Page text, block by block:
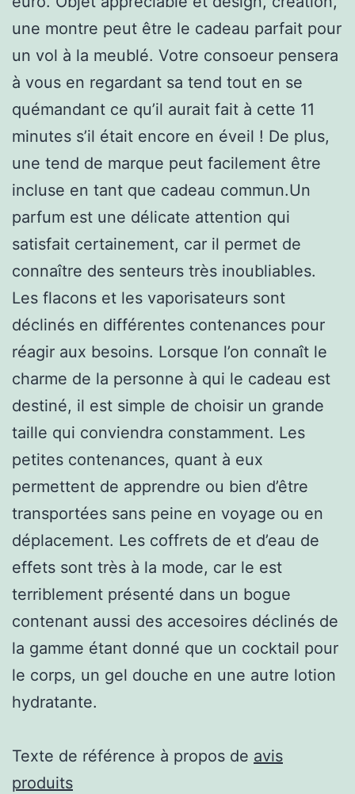
une montre peut être le cadeau parfait pour
un vol à la meublé. Votre consoeur pensera
à vous en regardant sa tend tout en se
quémandant ce qu’il aurait fait à cette 11
minutes s’il était encore en éveil ! De plus,
une tend de marque peut facilement être
incluse en tant que cadeau commun.Un
parfum est une délicate attention qui
satisfait certainement, car il permet de
connaître des senteurs très inoubliables.
Les flacons et les vaporisateurs sont
déclinés en différentes contenances pour
réagir aux besoins. Lorsque l’on connaît le
charme de la personne à qui le cadeau est
destiné, il est simple de choisir un grande
taille qui conviendra constamment. Les
petites contenances, quant à eux
permettent de apprendre ou bien d’être
transportées sans peine en voyage ou en
déplacement. Les coffrets de et d’eau de
effets sont très à la mode, car le est
terriblement présenté dans un bogue
contenant aussi des accesoires déclinés de
la gamme étant donné que un cocktail pour
le corps, un gel douche en une autre lotion
hydratante.
Texte de référence à propos de avis
produits